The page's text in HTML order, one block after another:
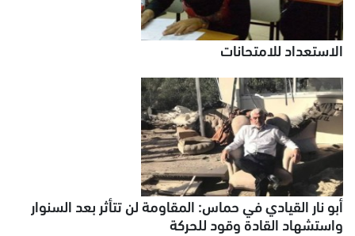
الاستعداد للامتحانات
أبو نار القيادي في حماس: المقاومة لن تتأثر بعد السنوار
واستشهاد القادة وقود للحركة